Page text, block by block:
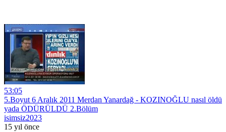
53:05
5.Boyut 6 Aralık 2011 Merdan Yanardağ - KOZINOĞLU nasıl öldü
yada ÖDÜRÜLDÜ 2.Bölüm
isimsiz2023
15 yıl önce